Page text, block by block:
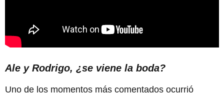
Ale y Rodrigo, ¿se viene la boda?
Uno de los momentos más comentados ocurrió